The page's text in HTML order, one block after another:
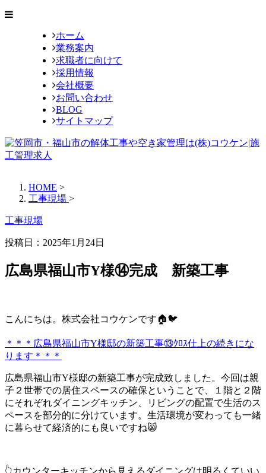
ホーム
業務案内
求職者に向けて
採用情報
会社概要
お問い合わせ
BLOG
サイトマップ
HOME >
工事現場 >
工事現場
投稿日： 2025年1月24日
広島県福山市Y様⑭完成 新築工事
こんにちは。株式会社コウケンです🏠🐦
＊＊＊広島県福山市Y様邸の新築工事⑬ｸﾛｽ仕上の続きにな
ります＊＊＊
広島県福山市Y様邸の新築工事が完成致しました。今回は親
子２世帯での居住スペースの確保ということで、１階と２階
にそれぞれダイニングキッチン、リビングの配置で生活のス
ペースを部分的に分けています。生活環境が変わっても一緒
に暮らせて経済的にも良いですね😸
👆カウンターキッチンから見えるダイニングは明るくていい